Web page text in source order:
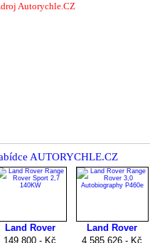
Autorychle.CZ
AUTORYCHLE.CZ